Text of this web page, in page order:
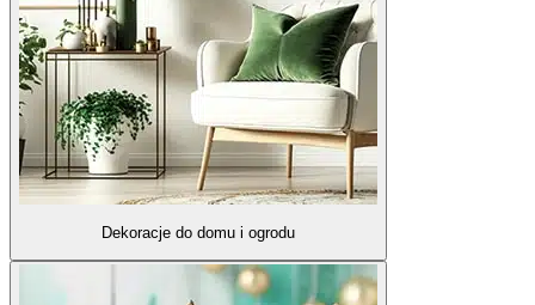
Dekoracje do domu i ogrodu